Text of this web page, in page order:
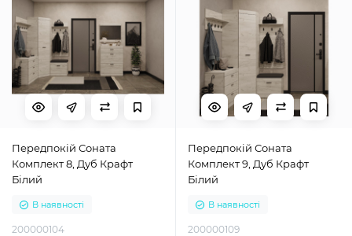
Передпокій Соната
Комплект 8, Дуб Крафт
Білий
В наявності
200000104
Передпокій Соната
Комплект 9, Дуб Крафт
Білий
В наявності
200000109